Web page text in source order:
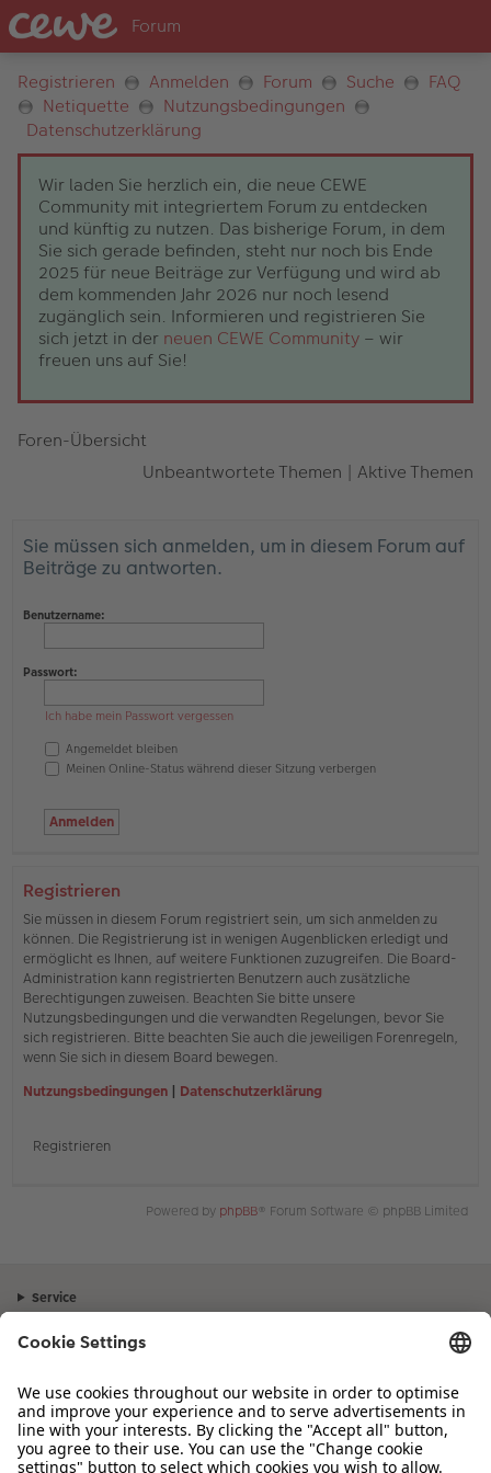
Registrieren Anmelden Forum Suche
FAQ
Netiquette
Nutzungsbedingungen
Datenschutzerklärung
Wir laden Sie herzlich ein, die neue CEWE
Community mit integriertem Forum zu entdecken
und künftig zu nutzen. Das bisherige Forum, in dem
Sie sich gerade befinden, steht nur noch bis Ende
2025 für neue Beiträge zur Verfügung und wird ab
dem kommenden Jahr 2026 nur noch lesend
zugänglich sein. Informieren und registrieren Sie
sich jetzt in der neuen CEWE Community – wir
freuen uns auf Sie!
Foren-Übersicht
Unbeantwortete Themen | Aktive Themen
Sie müssen sich anmelden, um in diesem Forum auf
Beiträge zu antworten.
Benutzername:
Passwort:
Ich habe mein Passwort vergessen
Angemeldet bleiben
Meinen Online-Status während dieser Sitzung verbergen
Registrieren
Sie müssen in diesem Forum registriert sein, um sich anmelden zu
können. Die Registrierung ist in wenigen Augenblicken erledigt und
ermöglicht es Ihnen, auf weitere Funktionen zuzugreifen. Die Board-
Administration kann registrierten Benutzern auch zusätzliche
Berechtigungen zuweisen. Beachten Sie bitte unsere
Nutzungsbedingungen und die verwandten Regelungen, bevor Sie
sich registrieren. Bitte beachten Sie auch die jeweiligen Forenregeln,
wenn Sie sich in diesem Board bewegen.
Nutzungsbedingungen | Datenschutzerklärung
Registrieren
Powered by phpBB® Forum Software © phpBB Limited
Service
Sortiment